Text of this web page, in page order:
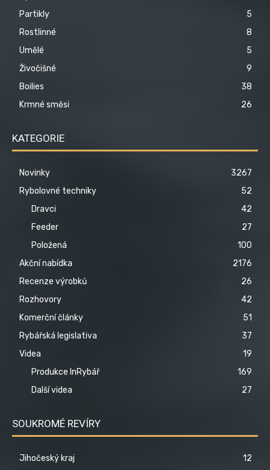
Partikly
5
Rostlinné
8
Umělé
5
Živočišné
9
Boilies
38
Krmné směsi
26
KATEGORIE
Novinky
3267
Rybolovné techniky
52
Dravci
42
Feeder
27
Položená
100
Akční nabídka
2176
Recenze výrobků
26
Rozhovory
42
Komerční články
51
Rybářská legislativa
37
Videa
19
Produkce InRybář
169
Další videa
27
SOUKROMÉ REVÍRY
Jihočeský kraj
12